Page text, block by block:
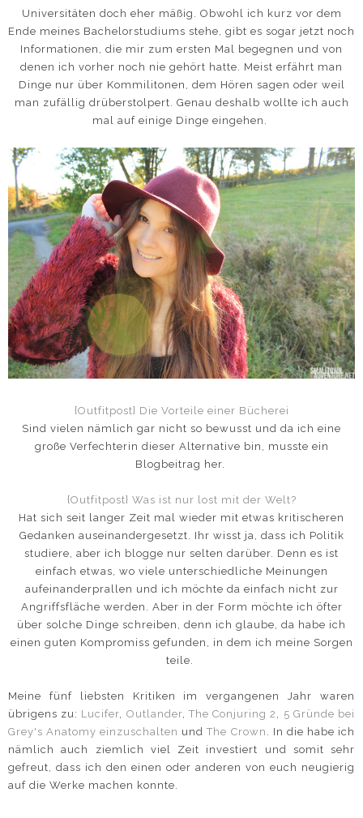
Universitäten doch eher mäßig. Obwohl ich kurz vor dem
Ende meines Bachelorstudiums stehe, gibt es sogar jetzt noch
Informationen, die mir zum ersten Mal begegnen und von
denen ich vorher noch nie gehört hatte. Meist erfährt man
Dinge nur über Kommilitonen, dem Hören sagen oder weil
man zufällig drüberstolpert. Genau deshalb wollte ich auch
mal auf einige Dinge eingehen.
{Outfitpost} Die Vorteile einer Bücherei
Sind vielen nämlich gar nicht so bewusst und da ich eine
große Verfechterin dieser Alternative bin, musste ein
Blogbeitrag her.
{Outfitpost} Was ist nur lost mit der Welt?
Hat sich seit langer Zeit mal wieder mit etwas kritischeren
Gedanken auseinandergesetzt. Ihr wisst ja, dass ich Politik
studiere, aber ich blogge nur selten darüber. Denn es ist
einfach etwas, wo viele unterschiedliche Meinungen
aufeinanderprallen und ich möchte da einfach nicht zur
Angriffsfläche werden. Aber in der Form möchte ich öfter
über solche Dinge schreiben, denn ich glaube, da habe ich
einen guten Kompromiss gefunden, in dem ich meine Sorgen
teile.
Meine fünf liebsten Kritiken im vergangenen Jahr waren
übrigens zu: Lucifer, Outlander, The Conjuring 2 , 5 Gründe bei
Grey's Anatomy einzuschalten undThe Crown . In die habe ich
nämlich auch ziemlich viel Zeit investiert und somit sehr
gefreut, dass ich den einen oder anderen von euch neugierig
auf die Werke machen konnte.